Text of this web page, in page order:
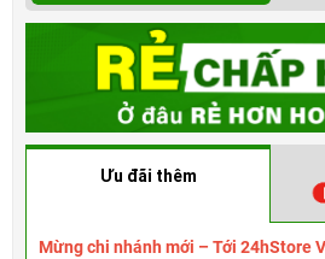
Ưu đãi thêm
Mừng chi nhánh mới – Tới 24hStore